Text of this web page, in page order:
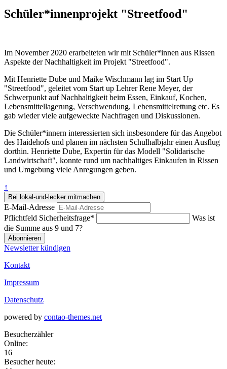
Schüler*innenprojekt "Streetfood"
Im November 2020 erarbeiteten wir mit Schüler*innen aus Rissen
Aspekte der Nachhaltigkeit im Projekt "Streetfood".
Mit Henriette Dube und Maike Wischmann lag im Start Up
"Streetfood", geleitet vom Start up Lehrer Rene Meyer, der
Schwerpunkt auf Nachhaltigkeit beim Essen, Einkauf, Kochen,
Lebensmittellagerung, Verschwendung, Lebensmittelrettung etc. Es
gab wieder viele aufgeweckte Nachfragen und Diskussionen.
Die Schüler*innern interessierten sich insbesondere für das Angebot
des Haidehofs und planen im nächsten Schulhalbjahr einen Ausflug
dorthin. Henriette Dube, Expertin für das Modell "Solidarische
Landwirtschaft", konnte rund um nachhaltiges Einkaufen in Rissen
und Umgebung viele Anregungen geben.
↑
Bei lokal-und-lecker mitmachen
E-Mail-Adresse
Pflichtfeld Sicherheitsfrage*
Was ist
die Summe aus 9 und 7?
Abonnieren
Newsletter kündigen
Kontakt
Impressum
Datenschutz
powered by contao-themes.net
Besucherzähler
Online:
16
Besucher heute: